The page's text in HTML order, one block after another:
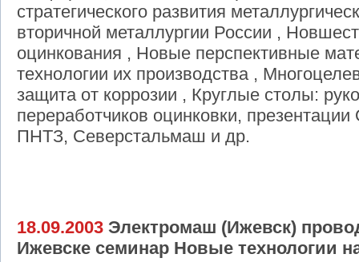
стратегического развития
вторичной металлургии России ,
оцинкования , Новые перспективные
технологии их производства ,
защита от коррозии , Круглые столы:
переработчиков оцинковки,
ПНТЗ, Северстальмаш и др.
18.09.2003 Электромаш (Ижевск)
Ижевске семинар Новые технологии